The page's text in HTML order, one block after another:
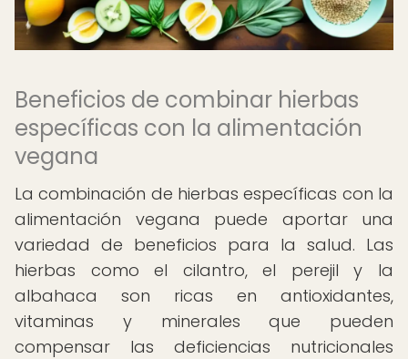
Beneficios de combinar hierbas
específicas con la alimentación
vegana
La combinación de hierbas específicas con la
alimentación vegana puede aportar una
variedad de beneficios para la salud. Las
hierbas como el cilantro, el perejil y la
albahaca son ricas en antioxidantes,
vitaminas y minerales que pueden
compensar las deficiencias nutricionales